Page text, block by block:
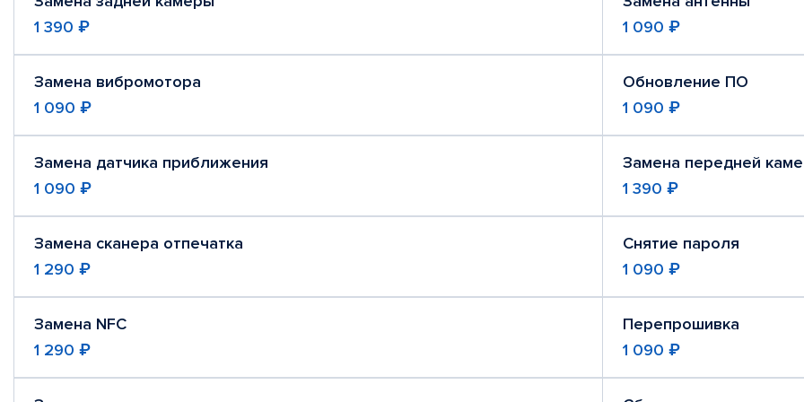
1 390 ₽
1 090 ₽
Замена вибромотора
1 090 ₽
Обновление ПО
1 090 ₽
Замена датчика приближения
1 090 ₽
Замена передней
1 390 ₽
Замена сканера отпечатка
1 290 ₽
Снятие пароля
1 090 ₽
Замена NFC
1 290 ₽
Перепрошивка
1 090 ₽